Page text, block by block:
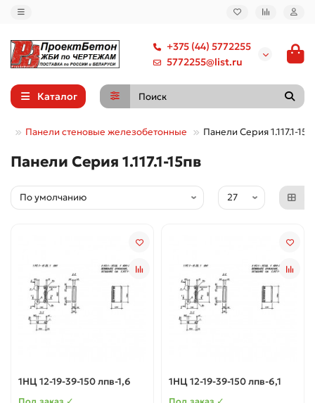
+375 (44) 5772255
5772255@list.ru
Каталог
Панели стеновые железобетонные Панели Серия 1.117.1-
Панели Серия 1.117.1-15пв
1НЦ 12-19-39-150 лпв-1,6 1НЦ 12-19-39-150 лпв-6,1